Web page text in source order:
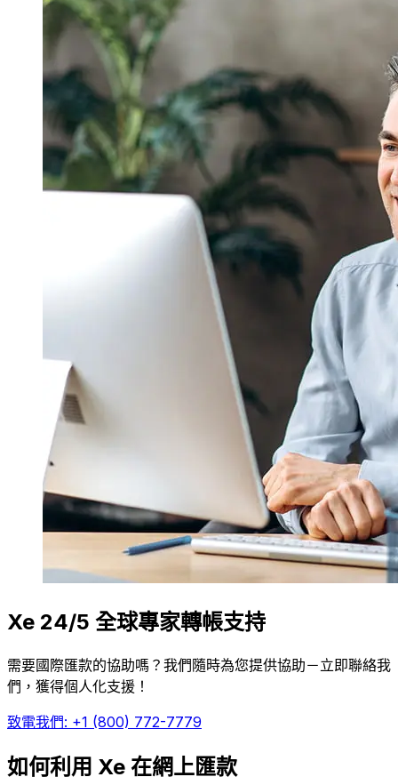
Xe 24/5 全球專家轉帳支持
需要國際匯款的協助嗎？我們隨時為您提供協助－立即聯絡我
們，獲得個人化支援！
致電我們: +1 (800) 772-7779
如何利用 Xe 在網上匯款